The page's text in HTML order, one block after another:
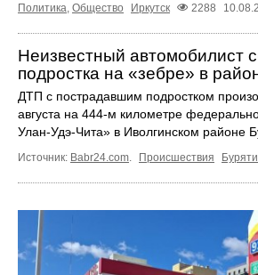
Политика, Общество Иркутск 2288
Неизвестный автомобилист
подростка на «зебре» в
ДТП с пострадавшим подростком
августа на 444-м километре
Улан-Удэ-Чита» в Иволгинском районе
Источник: Babr24.com. Происшествия